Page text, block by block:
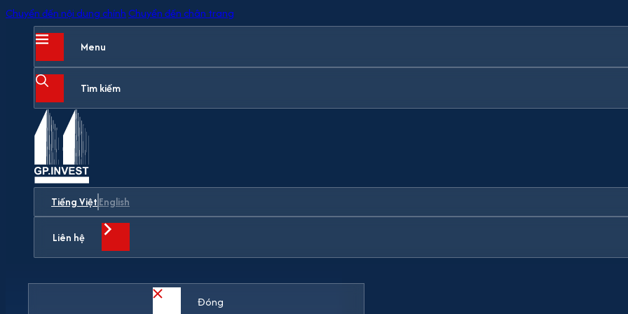
Chuyển đến nội dung chính Chuyển đến chân trang
Menu
Tìm kiếm
Tiếng ViệtEnglish
Liên hệ
Đóng